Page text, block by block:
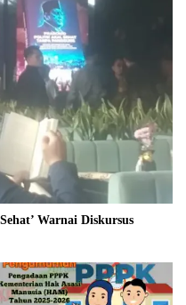
Warnai Diskursus